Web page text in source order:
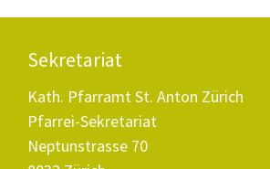
Sekretariat
Kath. Pfarramt St. Anton Zürich
Pfarrei-Sekretariat
Neptunstrasse 70